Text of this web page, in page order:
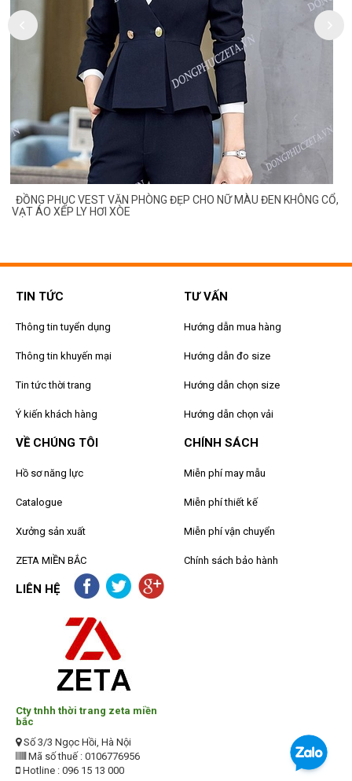
ĐỒNG PHỤC VEST VĂN PHÒNG ĐẸP CHO NỮ MÀU ĐEN KHÔNG CỔ,
VẠT ÁO XẾP LY HƠI XÒE
TIN TỨC
Thông tin tuyển dụng
Thông tin khuyến mại
Tin tức thời trang
Ý kiến khách hàng
TƯ VẤN
Hướng dẫn mua hàng
Hướng dẫn đo size
Hướng dẫn chọn size
Hướng dẫn chọn vải
VỀ CHÚNG TÔI
Hồ sơ năng lực
Catalogue
Xưởng sản xuất
ZETA MIỀN BẮC
CHÍNH SÁCH
Miễn phí may mẫu
Miễn phí thiết kế
Miễn phí vận chuyển
Chính sách bảo hành
LIÊN HỆ
Cty tnhh thời trang zeta miền
bắc
Số 3/3 Ngọc Hồi, Hà Nội
Mã số thuế : 0106776956
Hotline : 096 15 13 000